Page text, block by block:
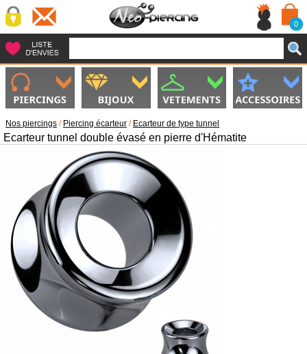
0
Nos piercings / Piercing écarteur / Ecarteur de type tunnel
Ecarteur tunnel double évasé en pierre d'Hématite